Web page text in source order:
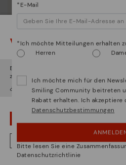
Schuhpflege
Wir geben Ihnen Tipps, wie Sie
pflegen können.
Vorsicht!
Es scheint, dass Sie sich in
zugreifen werden.
¿Möchten Sie auf die Website vonUsa
*E-Mail
*Ich möchte Mitteilungen erhalten
Herren
Ich möchte mich für den
Smiling Community beitreten
Rabatt erhalten. Ich akzeptiere
Datenschutzbestimmungen
Bitte lesen Sie eine
Datenschutzrichtlinie